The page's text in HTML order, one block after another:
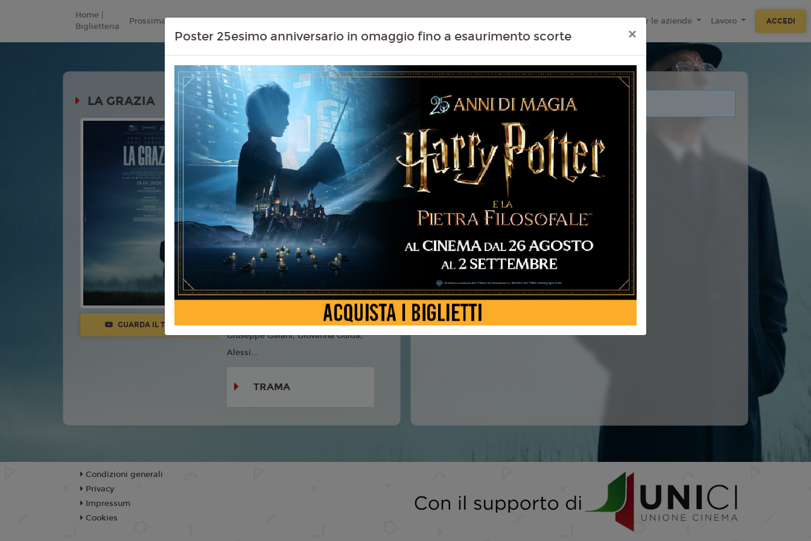
Home |
Biglietteria
Prossimamente Listino Prezzi Contenuti Extra Proiezioni Scolastiche Eventi Passati Tecnologie F.A.Q Per le aziende Lavoro ACCEDI
LA GRAZIA
GUARDA IL TRAILER
Durata: 133 min
Genere: Commedia, Dramma
Lingua:Italiano
EtàT
Regia:Paolo Sorrentino
Anno:2025
Massimo Venturiello, Milvia
Marigliano, Orlando Cinque,
Giuseppe Gaiani, Giovanna Guida,
Alessi...
TRAMA
Non ci sono spettacoli legati a questo evento.
Poster 25esimo anniversario in omaggio fino a esaurimento scorte ×
Condizioni generali
Privacy
Impressum
Cookies